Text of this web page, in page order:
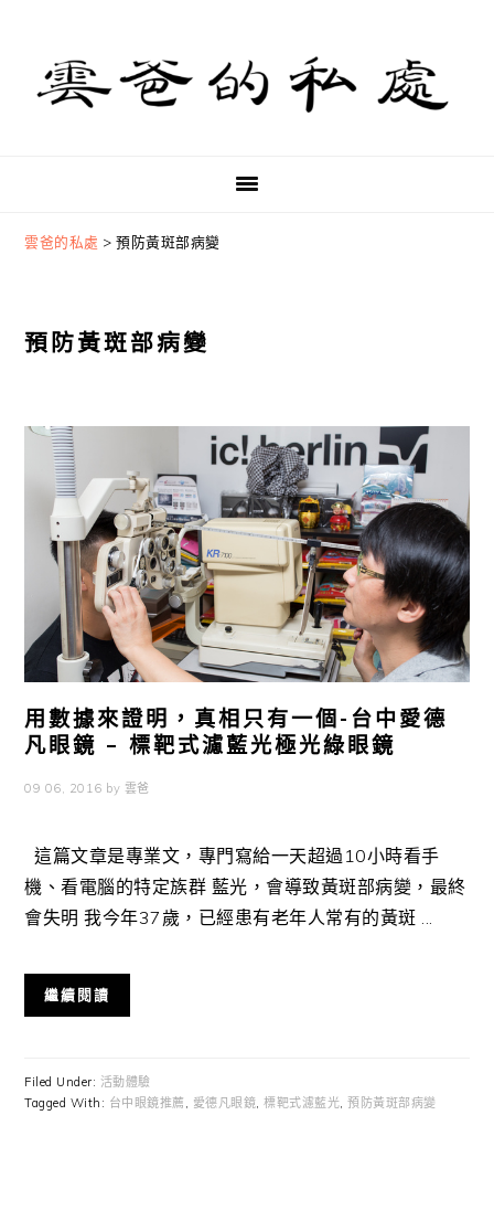
primary
navigation
content
primary
sidebar
雲爸的私處 >預防黃斑部病變
預防黃斑部病變
用數據來證明，真相只有一個-台中愛德
凡眼鏡 – 標靶式濾藍光極光綠眼鏡
09 06, 2016 by 雲爸
這篇文章是專業文，專門寫給一天超過10小時看手
機、看電腦的特定族群 藍光，會導致黃斑部病變，最終
會失明 我今年37歲，已經患有老年人常有的黃斑 ...
繼續閱讀
Filed Under: 活動體驗
Tagged With: 台中眼鏡推薦 , 愛德凡眼鏡,標靶式濾藍光,預防黃斑部病變